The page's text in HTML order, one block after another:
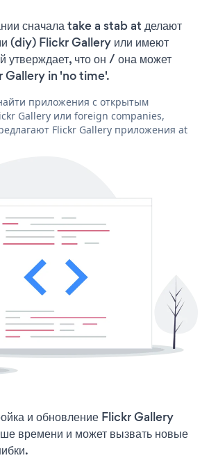
сначала take a stab at делают
(diy) Flickr Gallery или имеют
утверждает, что он / она может
Gallery in 'no time'.
приложения с открытым
Gallery или foreign companies,
Flickr Gallery приложения at
и обновление Flickr Gallery
времени и может вызвать новые